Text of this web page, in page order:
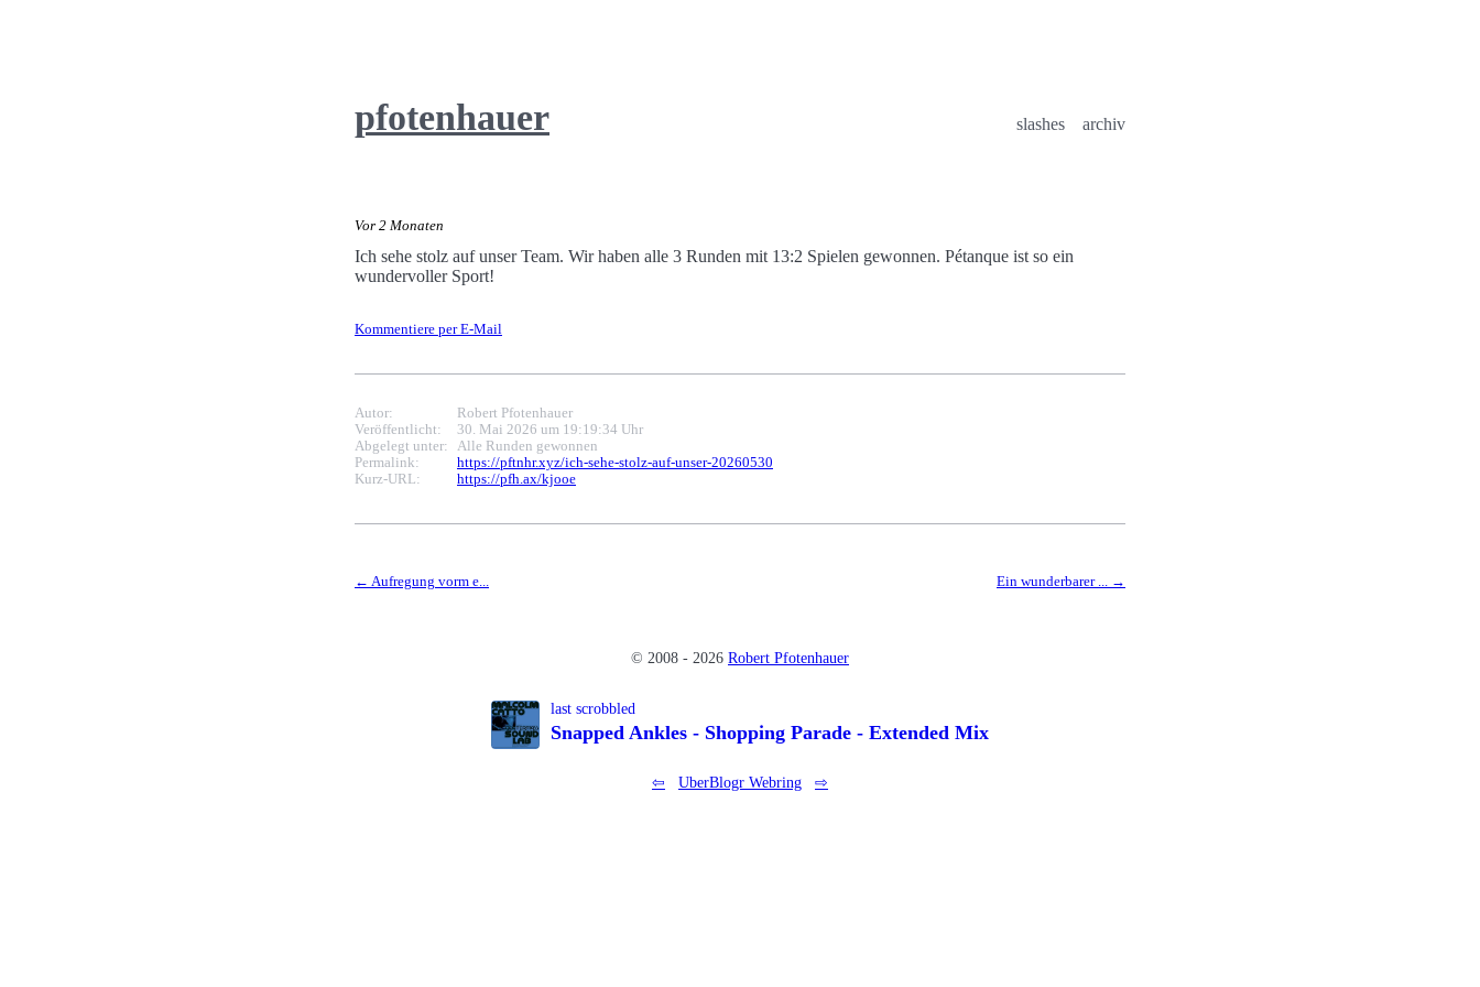
pfotenhauer slashes archiv
Vor 2 Monaten
Ich sehe stolz auf unser Team. Wir haben alle 3 Runden mit 13:2 Spielen gewonnen. Pétanque ist so ein
wundervoller Sport!
Kommentiere per E-Mail
Autor:
Robert Pfotenhauer
Veröffentlicht:
30. Mai 2026 um 19:19:34 Uhr
Abgelegt unter:
Alle Runden gewonnen
Permalink:
https://pftnhr.xyz/ich-sehe-stolz-auf-unser-20260530
Kurz-URL:
https://pfh.ax/kjooe
Aufregung vorm e... Ein wunderbarer ...
© 2008 - 2026 Robert Pfotenhauer
last scrobbled
Snapped Ankles - Shopping Parade - Extended Mix
⇦ UberBlogr Webring ⇨